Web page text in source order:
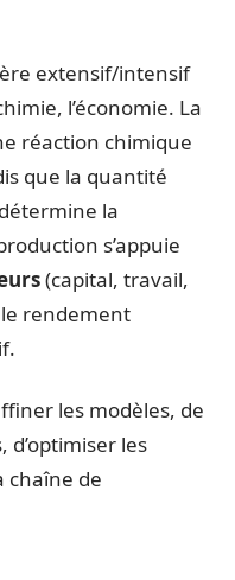
extensif/intensif
l’économie. La
réaction chimique
que la quantité
la
s’appuie
(capital, travail,
rendement
les modèles, de
les
chaîne de